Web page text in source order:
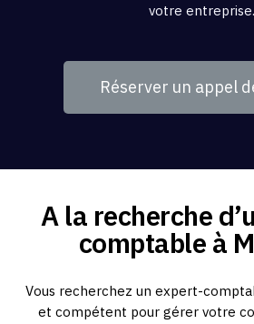
votre entreprise.
Réserver un appel
A la recherche
comptable à
Vous recherchez un expert-
et compétent pour gérer votre